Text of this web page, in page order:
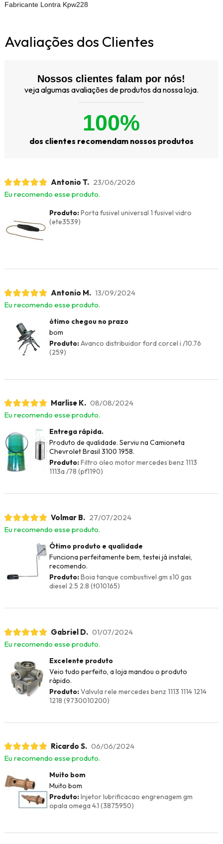
Fabricante Lontra Kpw228
Avaliações dos Clientes
Nossos clientes falam por nós!
veja algumas avaliações de produtos da nossa loja.
100%
dos clientes recomendam nossos produtos
Antonio T. 23/06/2026
Eu recomendo esse produto.
Produto:Porta fusivel universal 1 fusivel vidro
(ete3539)
Antonio M. 13/09/2024
Eu recomendo esse produto.
ótimo chegou no prazo
bom
Produto:Avanco distribuidor ford corcel i /10.76
(259)
Marlise K. 08/08/2024
Eu recomendo esse produto.
Entrega rápida.
Produto de qualidade. Serviu na Camioneta
Chevrolet Brasil 3100 1958.
Produto:Filtro oleo motor mercedes benz 1113
1113a /78 (pf1190)
Volmar B. 27/07/2024
Eu recomendo esse produto.
Ótimo produto e qualidade
Funciona perfeitamente bem, testei já instalei,
recomendo.
Produto:Boia tanque combustivel gm s10 gas
diesel 2.5 2.8 (t010165)
Gabriel D. 01/07/2024
Eu recomendo esse produto.
Excelente produto
Veio tudo perfeito, a loja mandou o produto
rápido.
Produto:Valvula rele mercedes benz 1113 1114 1214
1218 (9730010200)
Ricardo S. 06/06/2024
Eu recomendo esse produto.
Muito bom
Muito bom
Produto:Injetor lubrificacao engrenagem gm
opala omega 4.1 (3875950)